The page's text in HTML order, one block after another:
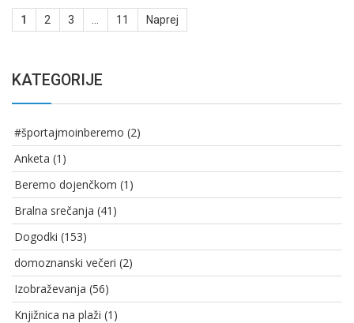
Številčenje
prispevkov
1 2 3 11 Naprej
KATEGORIJE
#športajmoinberemo (2)
Anketa (1)
Beremo dojenčkom (1)
Bralna srečanja (41)
Dogodki (153)
domoznanski večeri (2)
Izobraževanja (56)
Knjižnica na plaži (1)